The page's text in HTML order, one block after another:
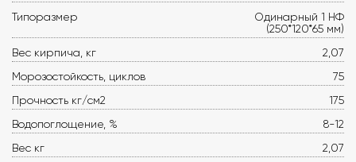
Типоразмер
Одинарный 1 НФ
(250*120*65 мм)
Вес кирпича, кг
2,07
Морозостойкость, циклов
75
Прочность кг/см2
175
Водопоглощение, %
8-12
Вес кг
2,07